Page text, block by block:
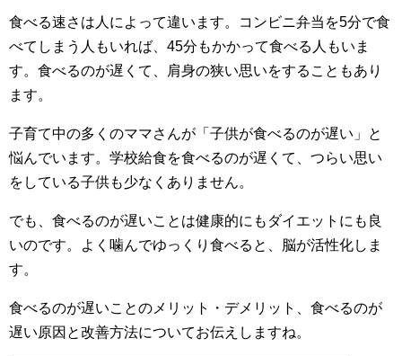
食べる速さは人によって違います。コンビニ弁当を5分で食
べてしまう人もいれば、45分もかかって食べる人もいま
す。食べるのが遅くて、肩身の狭い思いをすることもあり
ます。
子育て中の多くのママさんが「子供が食べるのが遅い」と
悩んでいます。学校給食を食べるのが遅くて、つらい思い
をしている子供も少なくありません。
でも、食べるのが遅いことは健康的にもダイエットにも良
いのです。よく噛んでゆっくり食べると、脳が活性化しま
す。
食べるのが遅いことのメリット・デメリット、食べるのが
遅い原因と改善方法についてお伝えしますね。